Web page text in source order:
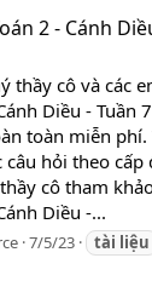
2 - Cánh
thầy cô và các
Diều - Tuần
toàn miễn phí.
câu hỏi theo
cô tham
Diều -...
7/5/23 tài liệu